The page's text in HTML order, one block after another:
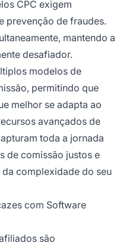
CPC exigem
prevenção de fraudes.
mantendo a
desafiador.
modelos de
permitindo que
melhor se adapta ao
avançados de
toda a jornada
de comissão justos e
complexidade do seu
com Software
são